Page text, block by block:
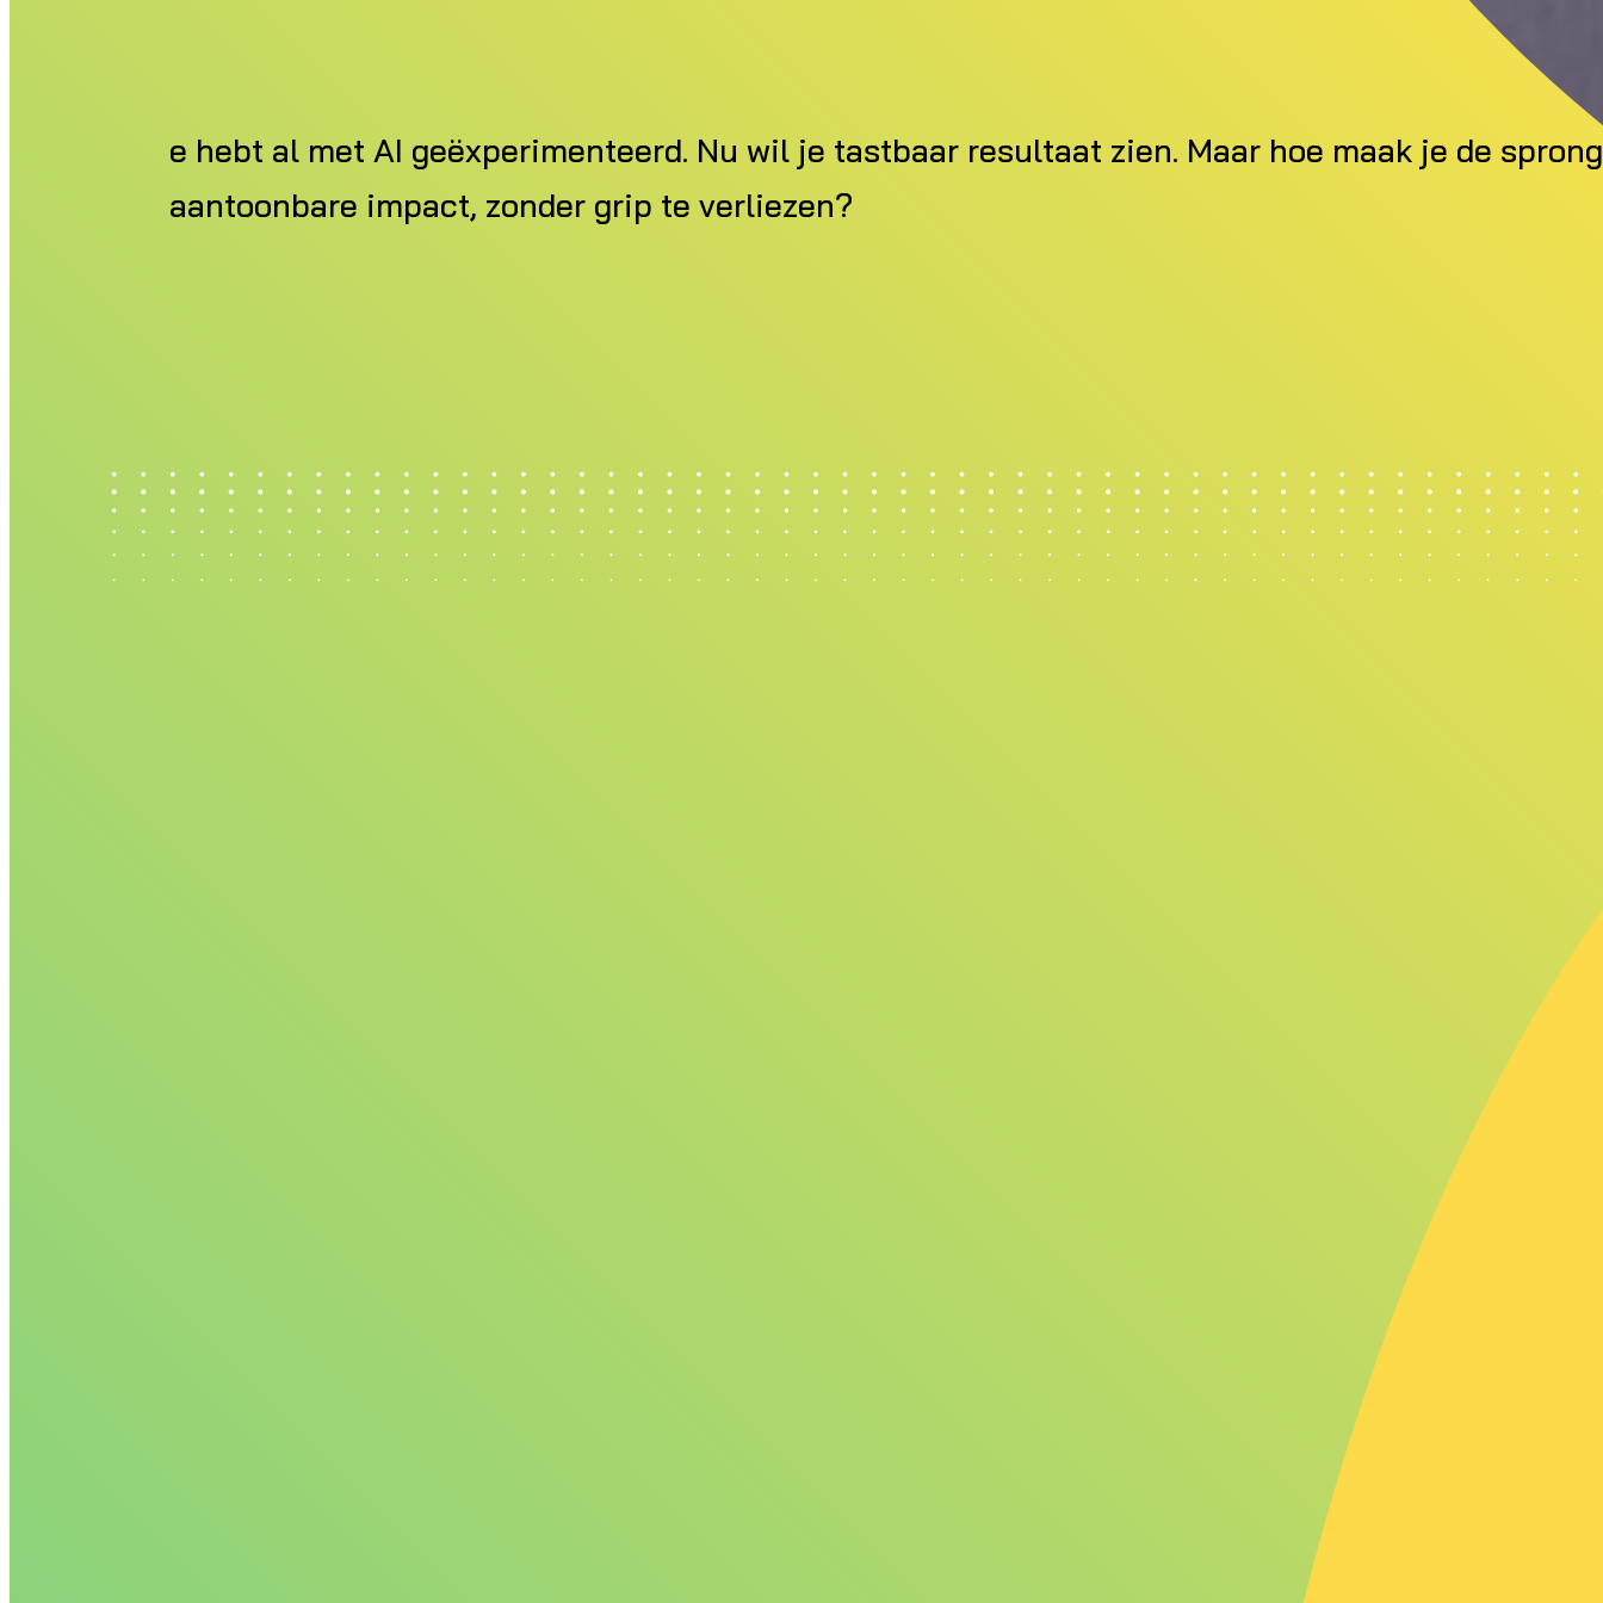
e hebt al met AI geëxperimenteerd. Nu wil je tastbaar resultaat zien. Maar hoe maak je de
aantoonbare impact, zonder grip te verliezen?